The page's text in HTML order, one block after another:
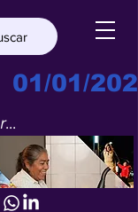
01/01/